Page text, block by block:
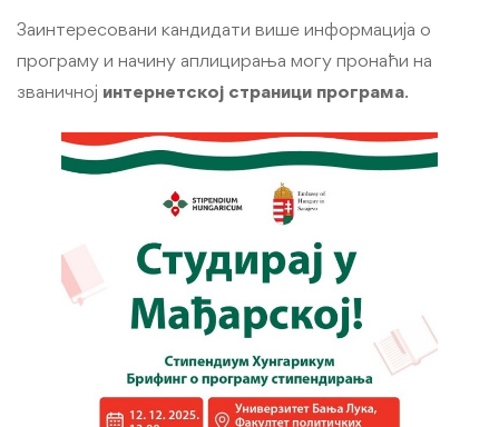
Заинтересовани кандидати више информација о
програму и начину аплицирања могу пронаћи на
званичној интернетској страници програма.